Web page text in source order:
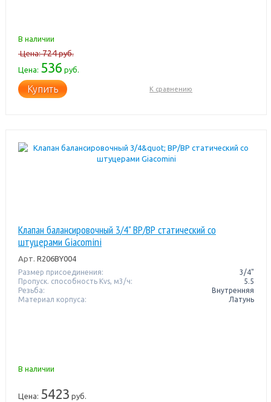
В наличии
Цена:724руб.
Цена: 536 руб.
Купить К сравнению
Клапан балансировочный 3/4" ВР/ВР статический со
штуцерами Giacomini
Арт. R206BY004
Размер присоединения:
3/4"
Пропуск. способность Kvs, м3/ч:
5.5
Резьба:
Внутренняя
Материал корпуса:
Латунь
В наличии
Цена: 5423 руб.